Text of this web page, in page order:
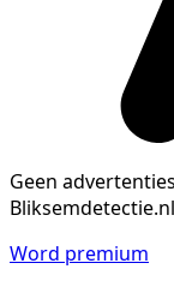
Geen
Word premium